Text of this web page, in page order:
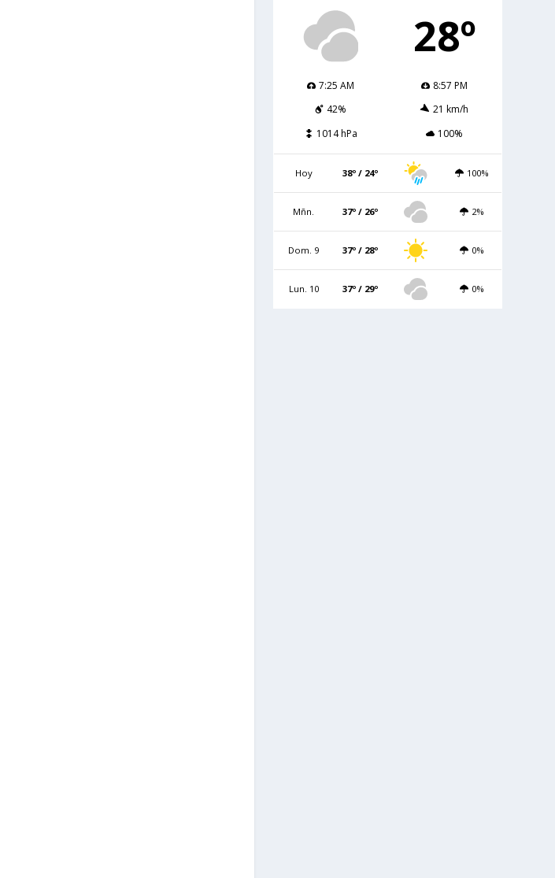
28º
7:25 AM
8:57 PM
42%
21 km/h
1014 hPa
100%
Hoy 38º / 24º 100%
Mñn. 37º / 26º 2%
Dom. 9 37º / 28º 0%
Lun. 10 37º / 29º 0%